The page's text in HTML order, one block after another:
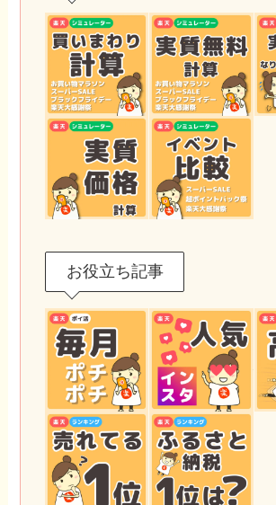
お役立ち記事